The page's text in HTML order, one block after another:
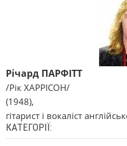
Річард ПАРФІТТ
/Рік ХАРРІСОН/
(1948),
гітарист і вокаліст
КАТЕГОРІЇ: